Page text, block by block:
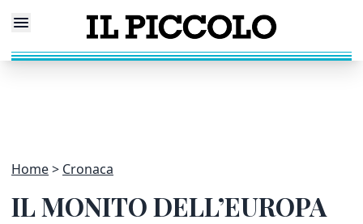
Home Cronaca
IL MONITO DELL’EUROPA